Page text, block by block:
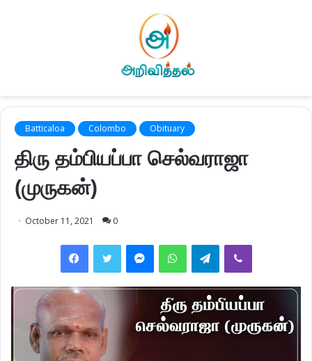
Batticaloa Colombo Obituary
திரு தம்பியப்பா செல்வராஜா
(முருகன்)
October 11, 2021 0
FacebookTwitter MessengerWhatsAppTelegramViber